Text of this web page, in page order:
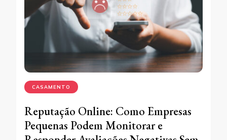
CASAMENTO
Reputação Online: Como Empresas
Pequenas Podem Monitorar e